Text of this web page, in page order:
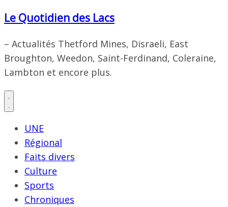
Le Quotidien des Lacs
– Actualités Thetford Mines, Disraeli, East
Broughton, Weedon, Saint-Ferdinand, Coleraine,
Lambton et encore plus.
UNE
Régional
Faits divers
Culture
Sports
Chroniques